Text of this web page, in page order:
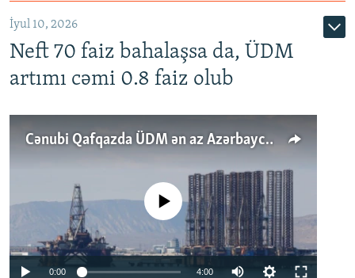
İyul 10, 2026
Neft 70 faiz bahalaşsa da, ÜDM
artımı cəmi 0.8 faiz olub
Cənubi Qafqazda ÜDM ən az Azərbaycanda artır: Qonşuları niyə Bakını qabaqlaya bilir?
No media source currently available
0:00 4:00